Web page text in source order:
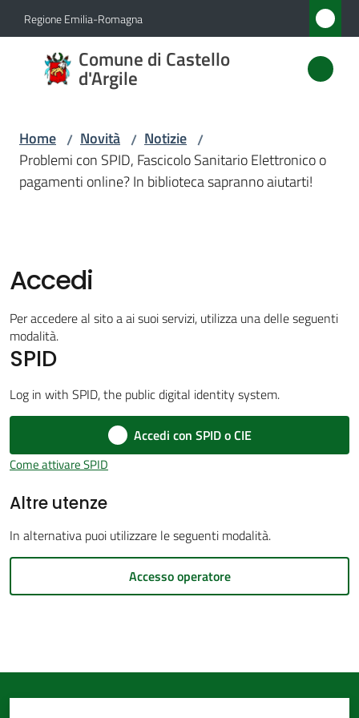
Vai al contenuto
Vai alla navigazione
Vai al footer
Regione Emilia-Romagna
Comune di Castello
d'Argile
Comune
di
Menu selezionato
Servizi
Vivere
Castello
Trasparente
argomenti...
Seguici
Home / Novità / Notizie /
Problemi con SPID, Fascicolo Sanitario Elettronico o
pagamenti online? In biblioteca sapranno aiutarti!
Accedi
Per accedere al sito a ai suoi servizi, utilizza una delle seguenti
modalità.
SPID
Log in with SPID, the public digital identity system.
Accedi con SPID o CIE
Come attivare SPID
Altre utenze
In alternativa puoi utilizzare le seguenti modalità.
Accesso operatore